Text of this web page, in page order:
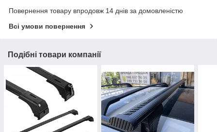
Повернення товару впродовж 14 днів за домовленістю
Всі умови повернення
Подібні товари компанії